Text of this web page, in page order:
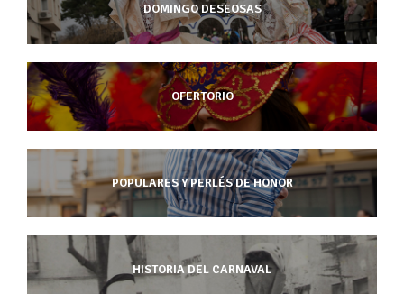
DOMINGO DESEOSAS
OFERTORIO
POPULARES Y PERLÉS DE HONOR
HISTORIA DEL CARNAVAL